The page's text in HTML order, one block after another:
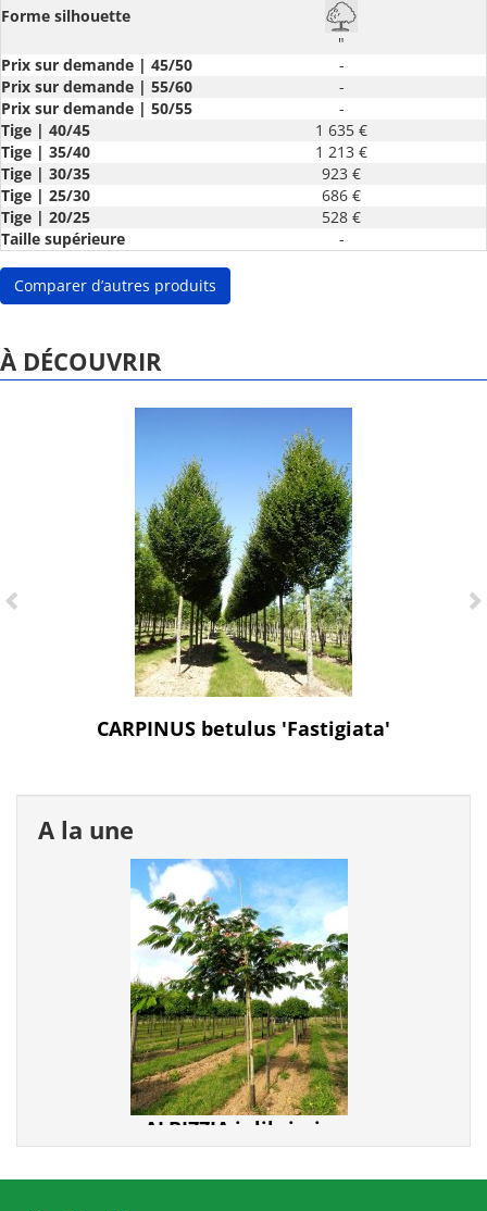
Forme silhouette
"
Prix sur demande | 45/50
-
Prix sur demande | 55/60
-
Prix sur demande | 50/55
-
Tige | 40/45
1 635 €
Tige | 35/40
1 213 €
Tige | 30/35
923 €
Tige | 25/30
686 €
Tige | 20/25
528 €
Taille supérieure
-
Comparer d’autres produits
À DÉCOUVRIR
CARPINUS betulus 'Fastigiata'
A la une
ALBIZZIA julibrissin